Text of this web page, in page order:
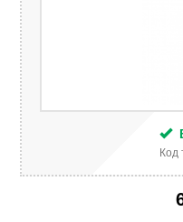
В
Код